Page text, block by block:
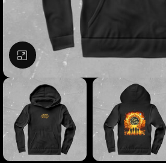
Натисніть, щоб збільшити